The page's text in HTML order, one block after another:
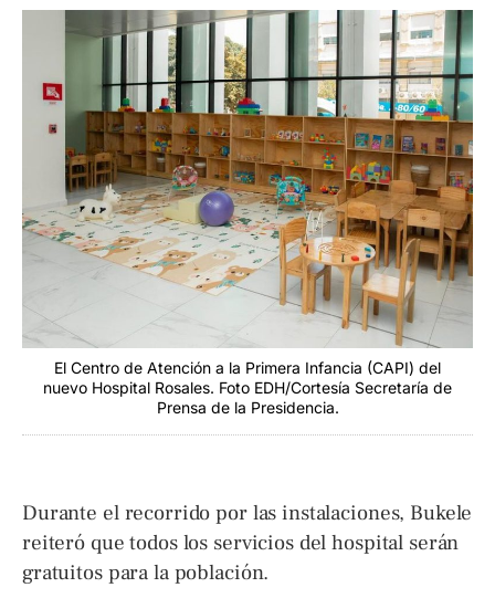
El Centro de Atención a la Primera Infancia (CAPI) del
nuevo Hospital Rosales. Foto EDH/Cortesía Secretaría de
Prensa de la Presidencia.
Durante el recorrido por las instalaciones, Bukele
reiteró que todos los servicios del hospital serán
gratuitos para la población.